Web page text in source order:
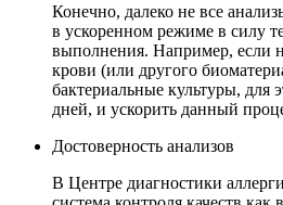
Конечно, далеко не все
в ускоренном режиме в силу
выполнения. Например, если
крови (или другого
бактериальные культуры, для
дней, и ускорить данный
Достоверность анализов
В Центре диагностики